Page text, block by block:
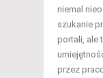
niemal
szukanie
portali, ale
przez